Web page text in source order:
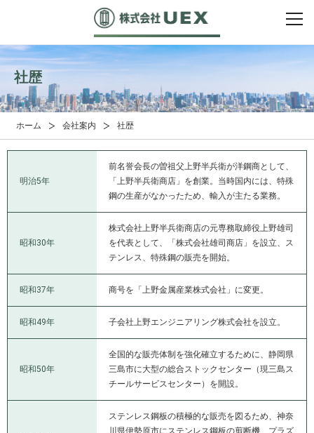
社歴
ホーム 会社案内 社歴
明治5年
前名誉会長の曽祖父上野半兵衛が洋鋼商として、
「上野半兵衛商店」を創業。当時国内には、特殊
鋼の生産がなかったため、輸入が主たる業務。
昭和30年
株式会社上野半兵衛商店の元専務取締役上野雄司
を代表として、「株式会社雄司商店」を設立、ス
テンレス、特殊鋼の販売を開始。
昭和37年 商号を「上野金属産業株式会社」に変更。
昭和49年 子会社上野エンジニアリング株式会社を設立。
昭和50年
全国的な販売体制を強化確立するために、静岡県
三島市に大型の総合ストックセンター（現三島ス
チールサービスセンター）を開設。
ステンレス鋼板の積極的な販売を図るため、神奈
川県伊勢原市にステンレス鋼板の剪断機、プラズ